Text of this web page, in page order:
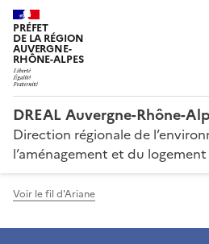
PRÉFET
DE LA RÉGION
AUVERGNE-
RHÔNE-ALPES
DREAL Auvergne-Rhône-
Direction régionale de
l’aménagement et du logement
Voir le fil d'Ariane